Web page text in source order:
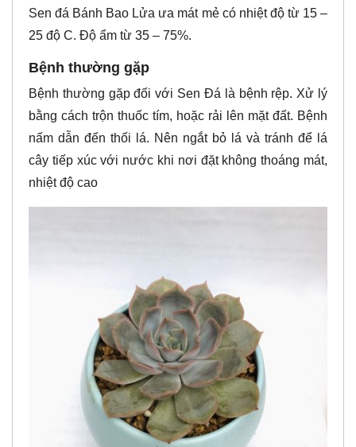
Sen đá Bánh Bao Lửa ưa mát mẻ có nhiệt độ từ 15 –
25 độ C. Độ ẩm từ 35 – 75%.
Bệnh thường gặp
Bệnh thường gặp đối với Sen Đá là bệnh rệp. Xử lý
bằng cách trộn thuốc tím, hoặc rải lên mặt đất. Bệnh
nấm dẫn đến thối lá. Nên ngắt bỏ lá và tránh để lá
cây tiếp xúc với nước khi nơi đặt không thoáng mát,
nhiệt độ cao